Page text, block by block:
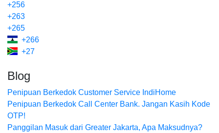
+256
+263
+265
+266
+27
Blog
Penipuan Berkedok Customer Service IndiHome
Penipuan Berkedok Call Center Bank. Jangan Kasih Kode
OTP!
Panggilan Masuk dari Greater Jakarta, Apa Maksudnya?